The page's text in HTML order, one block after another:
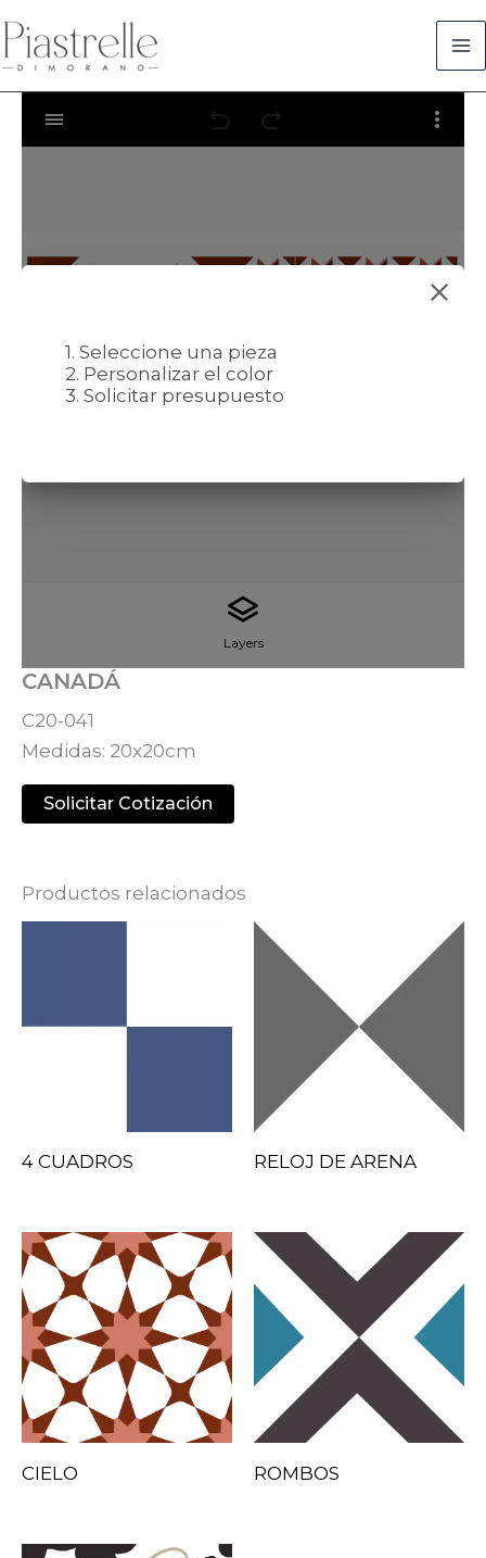
al
contenido
Layers
1. Seleccione una pieza
2. Personalizar el color
3. Solicitar presupuesto
CANADÁ
C20-041
Medidas: 20x20cm
Solicitar Cotización
Productos relacionados
4 CUADROS RELOJ DE ARENA
CIELO ROMBOS